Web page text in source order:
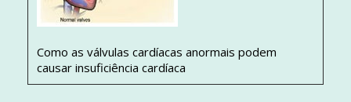
Como as válvulas cardíacas anormais podem
causar insuficiência cardíaca